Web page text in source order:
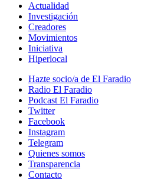
Actualidad
Investigación
Creadores
Movimientos
Iniciativa
Hiperlocal
Hazte socio/a de El Faradio
Radio El Faradio
Podcast El Faradio
Twitter
Facebook
Instagram
Telegram
Quienes somos
Transparencia
Contacto